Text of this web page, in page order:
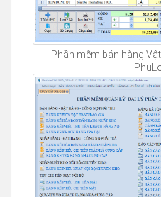
Phần mềm bán hàng